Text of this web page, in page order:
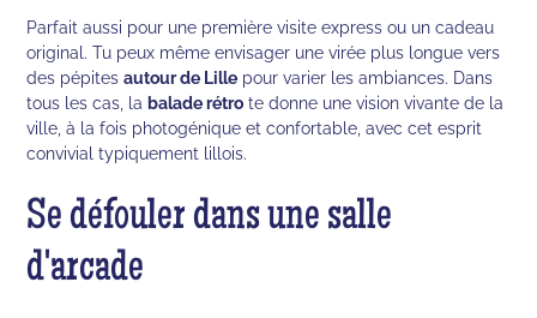
Parfait aussi pour une première visite express ou un cadeau
original. Tu peux même envisager une virée plus longue vers
des pépitesautour de Lille pour varier les ambiances. Dans
tous les cas, labalade rétro te donne une vision vivante de la
ville, à la fois photogénique et confortable, avec cet esprit
convivial typiquement lillois.
Se défouler dans une salle
d'arcade